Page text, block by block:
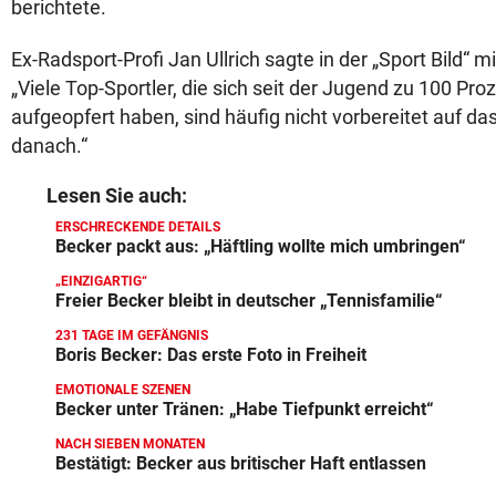
berichtete.
Ex-Radsport-Profi Jan Ullrich sagte in der „Sport Bild“
„Viele Top-Sportler, die sich seit der Jugend zu 100
aufgeopfert haben, sind häufig nicht vorbereitet auf
danach.“
Lesen Sie auch:
ERSCHRECKENDE DETAILS
Becker packt aus: „Häftling wollte mich umbringen“
„EINZIGARTIG“
Freier Becker bleibt in deutscher „Tennisfamilie“
231 TAGE IM GEFÄNGNIS
Boris Becker: Das erste Foto in Freiheit
EMOTIONALE SZENEN
Becker unter Tränen: „Habe Tiefpunkt erreicht“
NACH SIEBEN MONATEN
Bestätigt: Becker aus britischer Haft entlassen